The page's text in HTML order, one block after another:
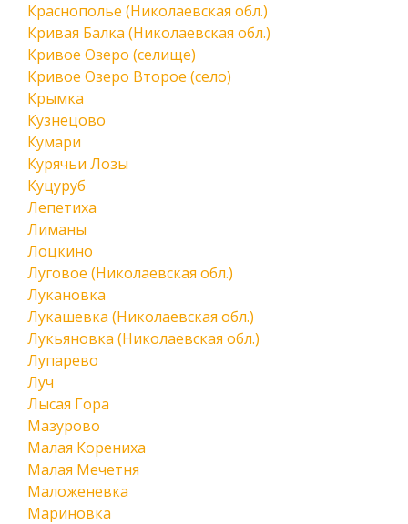
Краснополье (Николаевская обл.)
Кривая Балка (Николаевская обл.)
Кривое Озеро (селище)
Кривое Озеро Второе (село)
Крымка
Кузнецово
Кумари
Курячьи Лозы
Куцуруб
Лепетиха
Лиманы
Лоцкино
Луговое (Николаевская обл.)
Лукановка
Лукашевка (Николаевская обл.)
Лукьяновка (Николаевская обл.)
Лупарево
Луч
Лысая Гора
Мазурово
Малая Корениха
Малая Мечетня
Маложеневка
Мариновка